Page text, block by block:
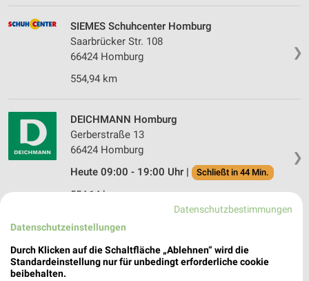
❯
SIEMES Schuhcenter Homburg
Saarbrücker Str. 108
66424 Homburg
554,94 km
❯
DEICHMANN Homburg
Gerberstraße 13
66424 Homburg
Heute 09:00 - 19:00 Uhr |
Schließt in 44 Min.
554,14 km
DEICHMANN Zweibrücken
Saarpfalzstraße 12
66482 Zweibrücken
Datenschutzbestimmungen
Datenschutzeinstellungen
Durch Klicken auf die Schaltfläche „Ablehnen“ wird die
Standardeinstellung nur für unbedingt erforderliche cookie
beibehalten.